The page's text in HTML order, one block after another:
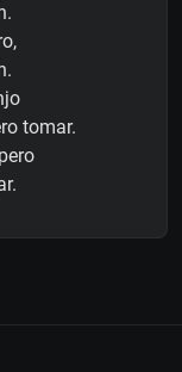
tomar.